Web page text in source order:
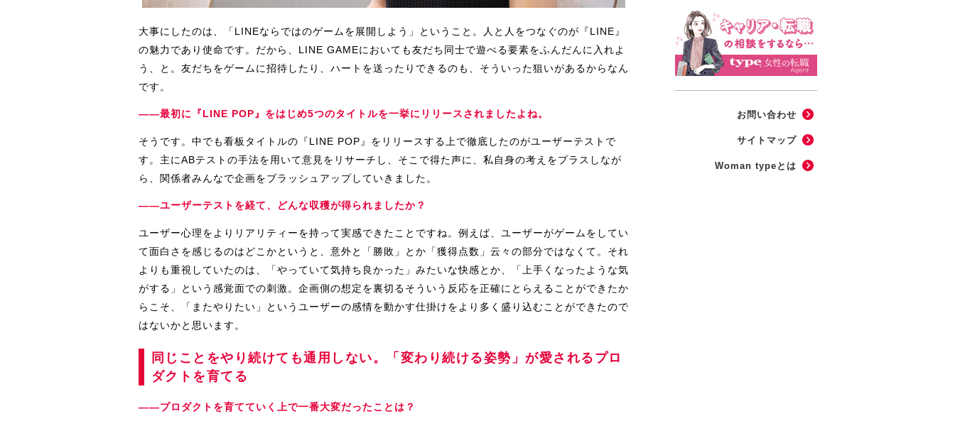
大事にしたのは、「LINEならではのゲームを展開しよう」ということ。人と人をつなぐのが『LINE』
の魅力であり使命です。だから、LINE GAMEにおいても友だち同士で遊べる要素をふんだんに入れよ
う、と。友だちをゲームに招待したり、ハートを送ったりできるのも、そういった狙いがあるからなん
です。
――最初に『LINE POP』をはじめ5つのタイトルを一挙にリリースされましたよね。
そうです。中でも看板タイトルの『LINE POP』をリリースする上で徹底したのがユーザーテストで
す。主にABテストの手法を用いて意見をリサーチし、そこで得た声に、私自身の考えをプラスしなが
ら、関係者みんなで企画をブラッシュアップしていきました。
――ユーザーテストを経て、どんな収穫が得られましたか？
ユーザー心理をよりリアリティーを持って実感できたことですね。例えば、ユーザーがゲームをしてい
て面白さを感じるのはどこかというと、意外と「勝敗」とか「獲得点数」云々の部分ではなくて。それ
よりも重視していたのは、「やっていて気持ち良かった」みたいな快感とか、「上手くなったような気
がする」という感覚面での刺激。企画側の想定を裏切るそういう反応を正確にとらえることができたか
らこそ、「またやりたい」というユーザーの感情を動かす仕掛けをより多く盛り込むことができたので
はないかと思います。
同じことをやり続けても通用しない。「変わり続ける姿勢」が愛されるプロ
ダクトを育てる
――プロダクトを育てていく上で一番大変だったことは？
お問い合わせ
サイトマップ
Woman typeとは